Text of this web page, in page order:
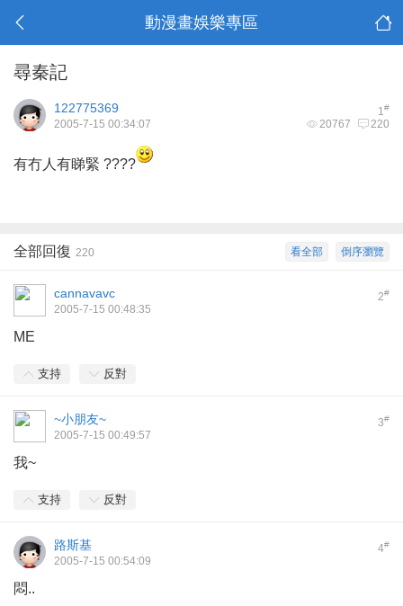
動漫畫娛樂專區
尋秦記
1#
122775369
20767 220
2005-7-15 00:34:07
有冇人有睇緊 ????
倒序瀏覽
看全部
全部回復 220
2#
cannavavc
2005-7-15 00:48:35
ME
支持 反對
3#
~小朋友~
2005-7-15 00:49:57
我~
支持 反對
4#
路斯基
2005-7-15 00:54:09
悶..